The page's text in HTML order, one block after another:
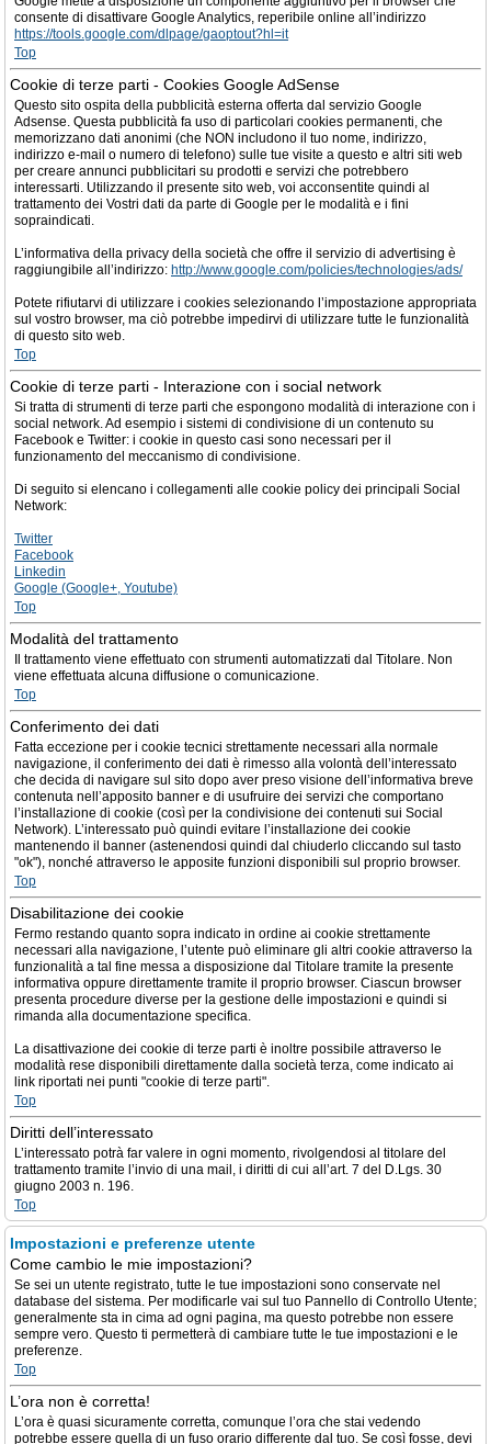
consente di disattivare Google Analytics, reperibile online all’indirizzo
https://tools.google.com/dlpage/gaoptout?hl=it
Top
Cookie di terze parti - Cookies Google AdSense
Questo sito ospita della pubblicità esterna offerta dal servizio Google
Adsense. Questa pubblicità fa uso di particolari cookies permanenti, che
memorizzano dati anonimi (che NON includono il tuo nome, indirizzo,
indirizzo e-mail o numero di telefono) sulle tue visite a questo e altri siti web
per creare annunci pubblicitari su prodotti e servizi che potrebbero
interessarti. Utilizzando il presente sito web, voi acconsentite quindi al
trattamento dei Vostri dati da parte di Google per le modalità e i fini
sopraindicati.
L’informativa della privacy della società che offre il servizio di advertising è
raggiungibile all’indirizzo: http://www.google.com/policies/technologies/ads/
Potete rifiutarvi di utilizzare i cookies selezionando l’impostazione appropriata
sul vostro browser, ma ciò potrebbe impedirvi di utilizzare tutte le funzionalità
di questo sito web.
Top
Cookie di terze parti - Interazione con i social network
Si tratta di strumenti di terze parti che espongono modalità di interazione con i
social network. Ad esempio i sistemi di condivisione di un contenuto su
Facebook e Twitter: i cookie in questo casi sono necessari per il
funzionamento del meccanismo di condivisione.
Di seguito si elencano i collegamenti alle cookie policy dei principali Social
Network:
Twitter
Facebook
Linkedin
Google (Google+, Youtube)
Top
Modalità del trattamento
Il trattamento viene effettuato con strumenti automatizzati dal Titolare. Non
viene effettuata alcuna diffusione o comunicazione.
Top
Conferimento dei dati
Fatta eccezione per i cookie tecnici strettamente necessari alla normale
navigazione, il conferimento dei dati è rimesso alla volontà dell’interessato
che decida di navigare sul sito dopo aver preso visione dell’informativa breve
contenuta nell’apposito banner e di usufruire dei servizi che comportano
l’installazione di cookie (così per la condivisione dei contenuti sui Social
Network). L’interessato può quindi evitare l’installazione dei cookie
mantenendo il banner (astenendosi quindi dal chiuderlo cliccando sul tasto
"ok"), nonché attraverso le apposite funzioni disponibili sul proprio browser.
Top
Disabilitazione dei cookie
Fermo restando quanto sopra indicato in ordine ai cookie strettamente
necessari alla navigazione, l’utente può eliminare gli altri cookie attraverso la
funzionalità a tal fine messa a disposizione dal Titolare tramite la presente
informativa oppure direttamente tramite il proprio browser. Ciascun browser
presenta procedure diverse per la gestione delle impostazioni e quindi si
rimanda alla documentazione specifica.
La disattivazione dei cookie di terze parti è inoltre possibile attraverso le
modalità rese disponibili direttamente dalla società terza, come indicato ai
link riportati nei punti "cookie di terze parti".
Top
Diritti dell’interessato
L’interessato potrà far valere in ogni momento, rivolgendosi al titolare del
trattamento tramite l’invio di una mail, i diritti di cui all’art. 7 del D.Lgs. 30
giugno 2003 n. 196.
Top
Impostazioni e preferenze utente
Come cambio le mie impostazioni?
Se sei un utente registrato, tutte le tue impostazioni sono conservate nel
database del sistema. Per modificarle vai sul tuo Pannello di Controllo Utente;
generalmente sta in cima ad ogni pagina, ma questo potrebbe non essere
sempre vero. Questo ti permetterà di cambiare tutte le tue impostazioni e le
preferenze.
Top
L’ora non è corretta!
L’ora è quasi sicuramente corretta, comunque l’ora che stai vedendo
potrebbe essere quella di un fuso orario differente dal tuo. Se così fosse, devi